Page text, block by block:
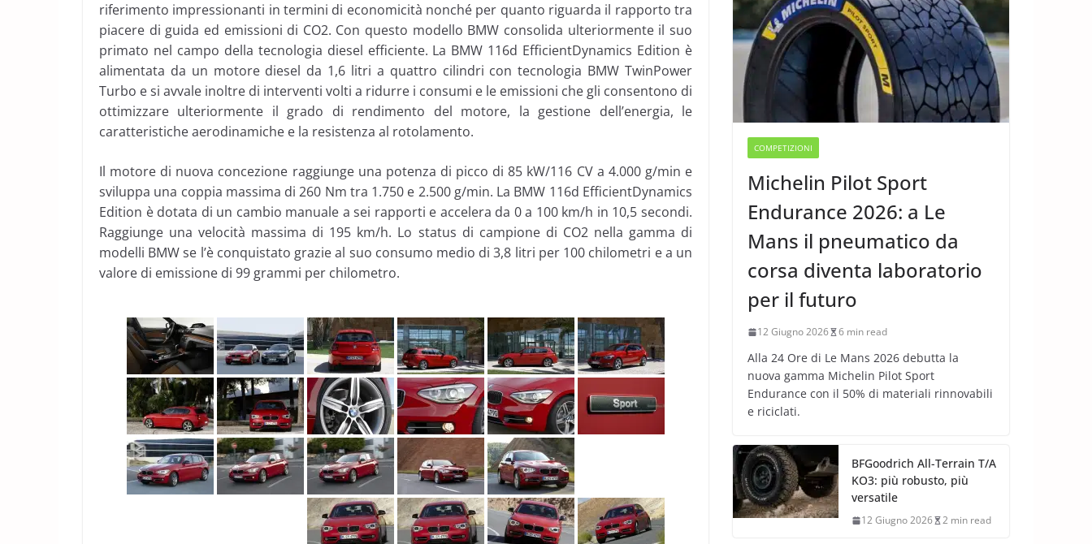
riferimento impressionanti in termini di economicità nonché per quanto riguarda il rapporto tra
piacere di guida ed emissioni di CO2. Con questo modello BMW consolida ulteriormente il suo
primato nel campo della tecnologia diesel efficiente. La BMW 116d EfficientDynamics Edition è
alimentata da un motore diesel da 1,6 litri a quattro cilindri con tecnologia BMW TwinPower
Turbo e si avvale inoltre di interventi volti a ridurre i consumi e le emissioni che gli consentono di
ottimizzare ulteriormente il grado di rendimento del motore, la gestione dell’energia, le
caratteristiche aerodinamiche e la resistenza al rotolamento.
Il motore di nuova concezione raggiunge una potenza di picco di 85 kW/116 CV a 4.000 g/min e
sviluppa una coppia massima di 260 Nm tra 1.750 e 2.500 g/min. La BMW 116d EfficientDynamics
Edition è dotata di un cambio manuale a sei rapporti e accelera da 0 a 100 km/h in 10,5 secondi.
Raggiunge una velocità massima di 195 km/h. Lo status di campione di CO2 nella gamma di
modelli BMW se l’è conquistato grazie al suo consumo medio di 3,8 litri per 100 chilometri e a un
valore di emissione di 99 grammi per chilometro.
COMPETIZIONI
Michelin Pilot Sport
Endurance 2026: a Le
Mans il pneumatico da
corsa diventa laboratorio
per il futuro
12 Giugno 2026 6 min read
Alla 24 Ore di Le Mans 2026 debutta la
nuova gamma Michelin Pilot Sport
Endurance con il 50% di materiali rinnovabili
e riciclati.
BFGoodrich All-Terrain T/A
KO3: più robusto, più
versatile
12 Giugno 2026 2 min read